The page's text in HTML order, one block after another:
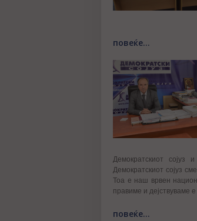
повеќе...
Демократскиот сојуз
Демократскиот сојуз
Тоа е наш врвен
правиме и дејствуваме
повеќе...